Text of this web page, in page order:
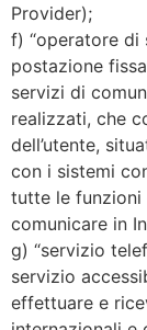
Provider);
f) “operatore di
postazione
servizi di
realizzati, che
dell’utente,
con i sistemi
tutte le funzioni
comunicare in
g) “servizio
servizio
effettuare e